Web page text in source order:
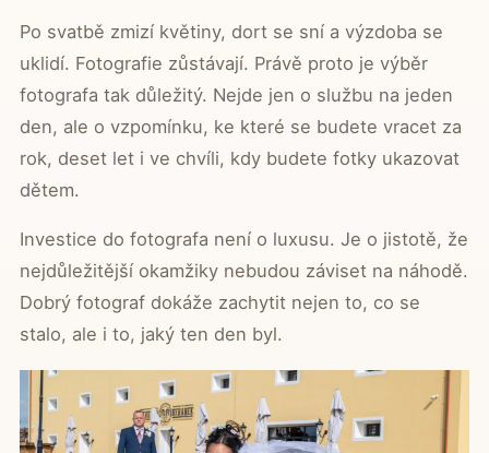
Po svatbě zmizí květiny, dort se sní a výzdoba se
uklidí. Fotografie zůstávají. Právě proto je výběr
fotografa tak důležitý. Nejde jen o službu na jeden
den, ale o vzpomínku, ke které se budete vracet za
rok, deset let i ve chvíli, kdy budete fotky ukazovat
dětem.
Investice do fotografa není o luxusu. Je o jistotě, že
nejdůležitější okamžiky nebudou záviset na náhodě.
Dobrý fotograf dokáže zachytit nejen to, co se
stalo, ale i to, jaký ten den byl.